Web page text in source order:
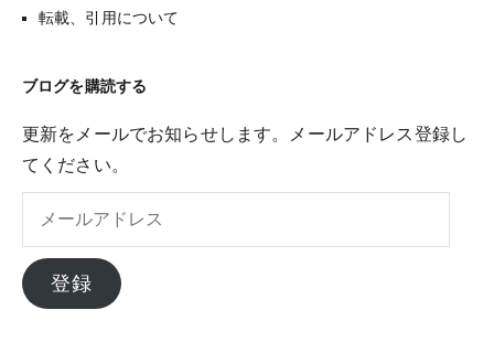
転載、引用について
ブログを購読する
更新をメールでお知らせします。メールアドレス登録し
てください。
ル
ア
登録